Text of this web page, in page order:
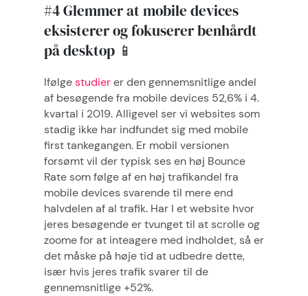
#4 Glemmer at mobile devices
eksisterer og fokuserer benhårdt
på desktop 📱
Ifølgestudierer den gennemsnitlige andel
af besøgende fra mobile devices 52,6% i 4.
kvartal i 2019. Alligevel ser vi websites som
stadig ikke har indfundet sig med mobile
first tankegangen. Er mobil versionen
forsømt vil der typisk ses en høj Bounce
Rate som følge af en høj trafikandel fra
mobile devices svarende til mere end
halvdelen af al trafik. Har I et website hvor
jeres besøgende er tvunget til at scrolle og
zoome for at inteagere med indholdet, så er
det måske på høje tid at udbedre dette,
især hvis jeres trafik svarer til de
gennemsnitlige +52%.